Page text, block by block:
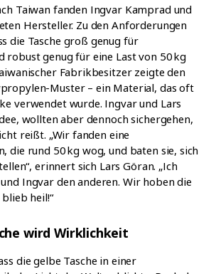
Taiwan fanden Ingvar Kamprad und
Hersteller. Zu den Anforderungen
die Tasche groß genug für
robust genug für eine Last von 50 kg
Fabrikbesitzer zeigte den
Muster – ein Material, das oft
verwendet wurde. Ingvar und Lars
wollten aber dennoch sichergehen,
reißt. „Wir fanden eine
die rund 50 kg wog, und baten sie, sich
erinnert sich Lars Göran. „Ich
Ingvar den anderen. Wir hoben die
heil!“
wird Wirklichkeit
die gelbe Tasche in einer